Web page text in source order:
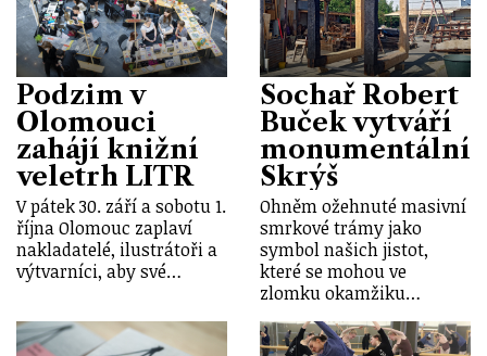
Podzim v
Olomouci
zahájí knižní
veletrh LITR
V pátek 30. září a sobotu 1.
října Olomouc zaplaví
nakladatelé, ilustrátoři a
výtvarníci, aby své…
Sochař Robert
Buček vytváří
monumentální
Skrýš
Ohněm ožehnuté masivní
smrkové trámy jako
symbol našich jistot,
které se mohou ve
zlomku okamžiku…